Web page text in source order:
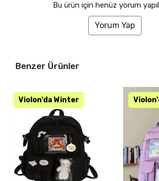
Bu ürün için henüz yorum
Yorum Yap
Benzer Ürünler